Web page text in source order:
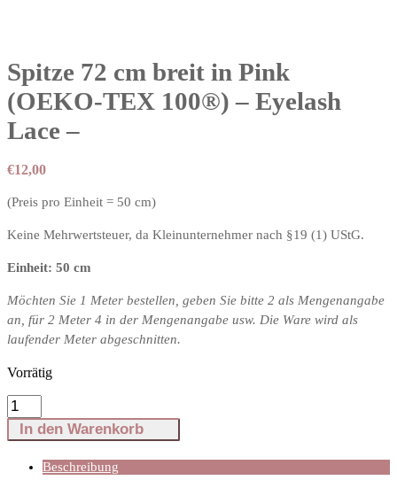
Spitze 72 cm breit in Pink
(OEKO-TEX 100®️) – Eyelash
Lace –
€12,00
(Preis pro Einheit = 50 cm)
Keine Mehrwertsteuer, da Kleinunternehmer nach §19 (1) UStG.
Einheit: 50 cm
Möchten Sie 1 Meter bestellen, geben Sie bitte 2 als Mengenangabe
an, für 2 Meter 4 in der Mengenangabe usw. Die Ware wird als
laufender Meter abgeschnitten.
Vorrätig
Spitze
72
cmIn den Warenkorb
Beschreibung